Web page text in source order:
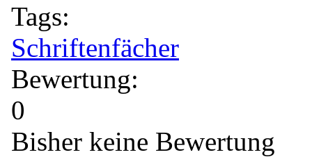
Tags:
Schriftenfächer
Bewertung:
0
Bisher keine Bewertung